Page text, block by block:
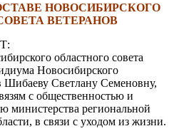
НОВОСИБИРСКОГО
ВЕТЕРАНОВ
областного совета
Новосибирского
Шибаеву Светлану Семеновну,
с общественностью и
министерства региональной
в связи с уходом из жизни.